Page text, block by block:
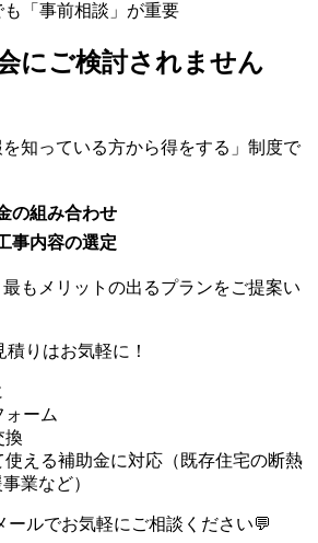
「事前相談」が重要
にご検討されません
知っている方から得をする」制度で
の組み合わせ
事内容の選定
もメリットの出るプランをご提案い
りはお気軽に！
ォーム
換
使える補助金に対応（既存住宅の断熱
業など）
ールでお気軽にご相談ください💬